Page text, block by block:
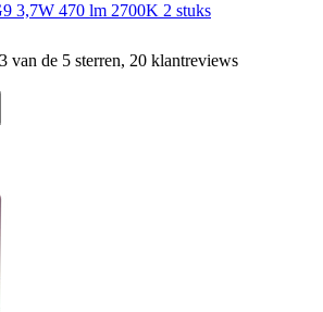
3,7W 470 lm 2700K 2 stuks
van de 5 sterren, 20 klantreviews